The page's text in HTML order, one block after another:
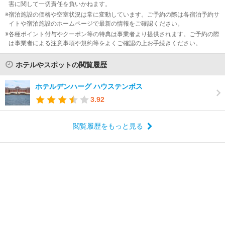
害に関して一切責任を負いかねます。
宿泊施設の価格や空室状況は常に変動しています。ご予約の際は各宿泊予約サ
イトや宿泊施設のホームページで最新の情報をご確認ください。
各種ポイント付与やクーポン等の特典は事業者より提供されます。ご予約の際
は事業者による注意事項や規約等をよくご確認の上お手続きください。
ホテルやスポットの閲覧履歴
ホテルデンハーグ ハウステンボス
3.92
閲覧履歴をもっと見る